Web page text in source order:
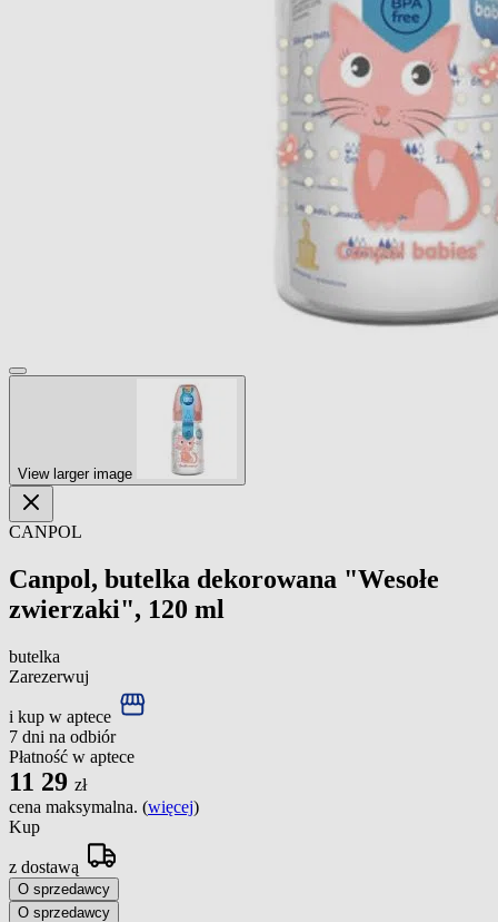
View larger image
CANPOL
Canpol, butelka dekorowana "Wesołe
zwierzaki", 120 ml
butelka
Zarezerwuj
i kup w aptece
7 dni na odbiór
Płatność w aptece
11 29 zł
cena maksymalna. (więcej)
Kup
z dostawą
O sprzedawcy
O sprzedawcy